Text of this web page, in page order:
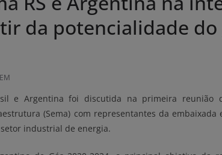
da potencialidade do
e Argentina foi discutida na primeira reunião
(Sema) com representantes da embaixada
industrial de energia.